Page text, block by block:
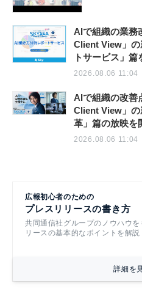
AIで組織の業務
Client View」
トサービス」篇
2026.08.06 11:04
AIで組織の改善
Client View」の
革」篇の放映を
2026.08.06 11:04
広報初心者のための
プレスリリースの書き方
共同通信社グループのノウハウを
リースの基本的なポイントを解説
詳細を